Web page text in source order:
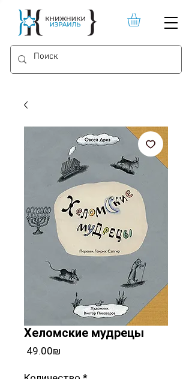
Хеломские мудрецы
‏49.00 ‏₪